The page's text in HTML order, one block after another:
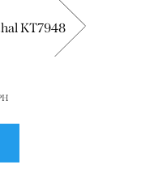
KT7948